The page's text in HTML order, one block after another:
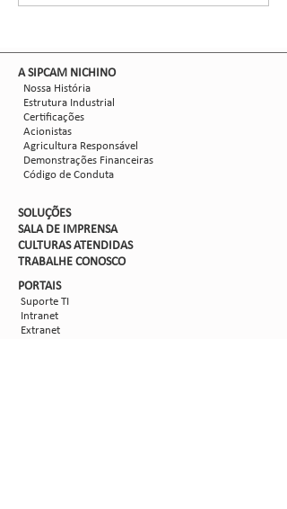
​A SIPCAM NICHINO
Nossa História
Estrutura Industrial
Certificações
Acionistas
Agricultura Responsável
Demonstrações Financeiras
Código de Conduta
SOLUÇÕES
SALA DE IMPRENSA
CULTURAS ATENDIDAS
TRABALHE CONOSCO
PORTAIS
Suporte TI
Intranet
Extranet